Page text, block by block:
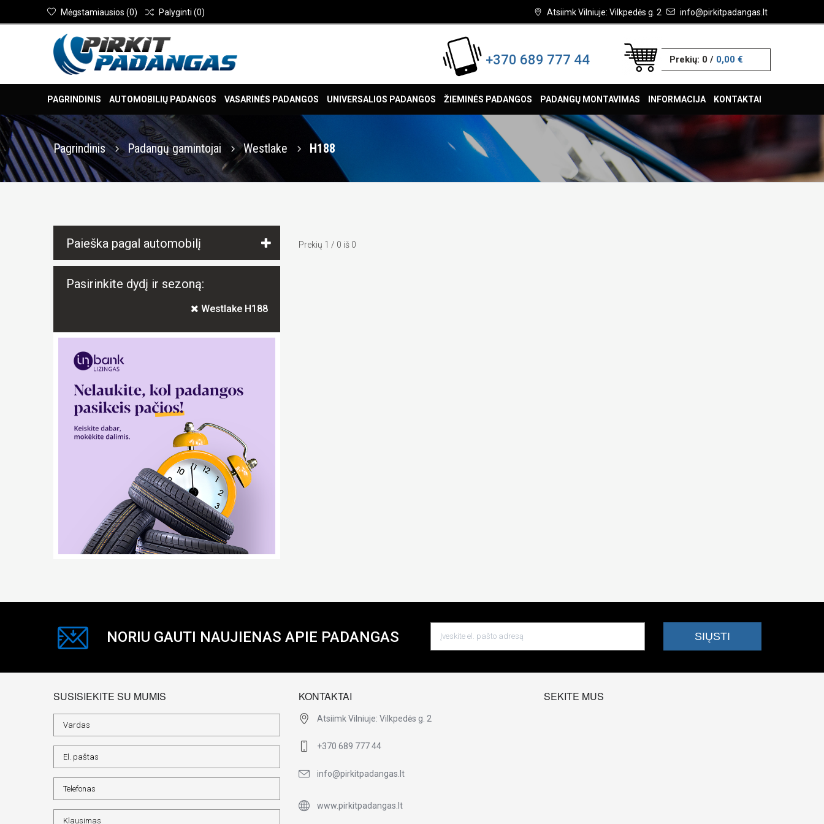
Atsiimk Vilniuje: Vilkpedės g. 2 info@pirkitpadangas.lt
Mėgstamiausios (0) Palyginti (0)
+370 689 777 44 Prekių: 0/ 0,00 €
PAGRINDINIS AUTOMOBILIŲ PADANGOS VASARINĖS PADANGOS UNIVERSALIOS PADANGOS ŽIEMINĖS PADANGOS PADANGŲ MONTAVIMAS INFORMACIJA KONTAKTAI
Pagrindinis Padangų gamintojai Westlake H188
Paieška pagal automobilį
Pasirinkite dydį ir sezoną:
Westlake H188
Prekių 1 / 0 iš 0
NORIU GAUTI NAUJIENAS APIE PADANGAS
SUSISIEKITE SU MUMIS KONTAKTAI
Atsiimk Vilniuje: Vilkpedės g. 2
+370 689 777 44
info@pirkitpadangas.lt
www.pirkitpadangas.lt
SEKITE MUS